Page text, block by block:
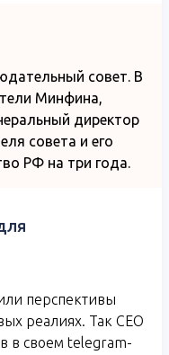
совет. В
Минфина,
директор
совета и его
РФ на три года.
перспективы
реалиях. Так CEO
в своем telegram-